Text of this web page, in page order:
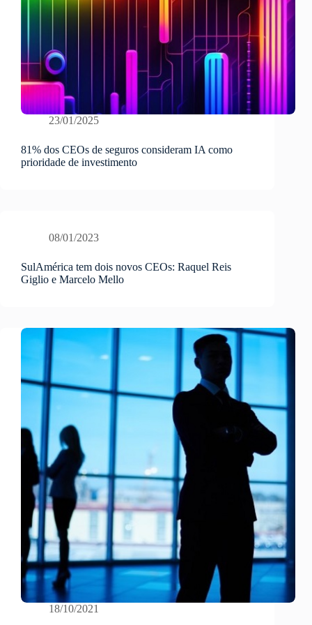
23/01/2025
81% dos CEOs de seguros consideram IA como
prioridade de investimento
08/01/2023
SulAmérica tem dois novos CEOs: Raquel Reis
Giglio e Marcelo Mello
18/10/2021